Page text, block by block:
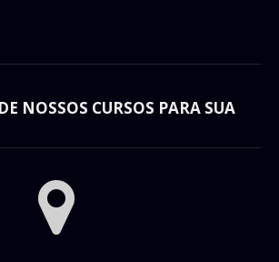
NOSSOS CURSOS PARA SUA